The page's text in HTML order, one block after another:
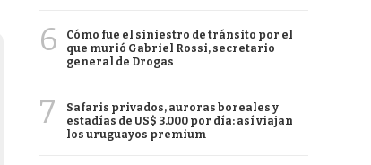
6
Cómo fue el siniestro de tránsito por el
que murió Gabriel Rossi, secretario
general de Drogas
7
Safaris privados, auroras boreales y
estadías de US$ 3.000 por día: así viajan
los uruguayos premium